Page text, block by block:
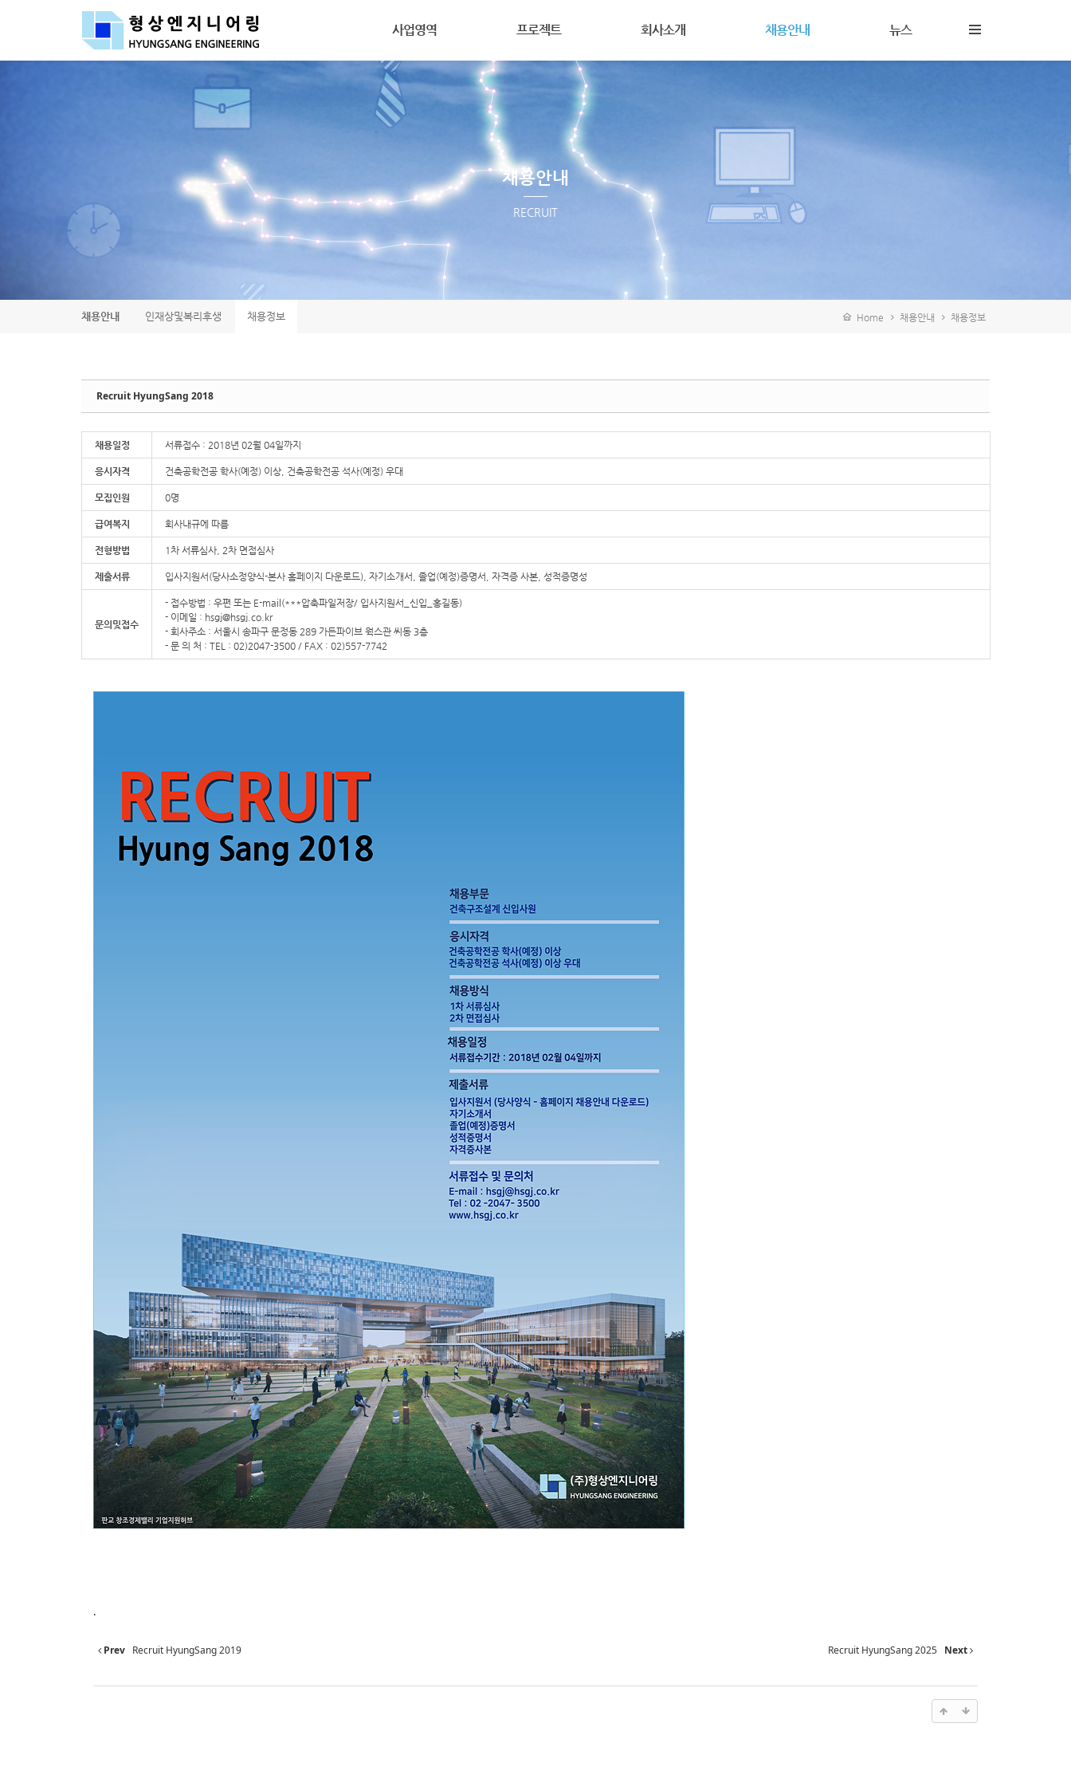
사업영역
구조설계
성능설계
건축물안전진단및점검
구조감리및점검
VE설계
프로젝트 회사소개 채용안내 뉴스
채용안내
RECRUIT
채용안내 인재상및복리후생 채용정보 Home 채용안내 채용정보
Recruit HyungSang 2018
채용일정 서류접수 : 2018년 02월 04일까지
응시자격 건축공학전공 학사(예정) 이상, 건축공학전공 석사(예정) 우대
모집인원 0명
급여복지 회사내규에 따름
전형방법 1차 서류심사, 2차 면접심사
제출서류 입사지원서(당사소정양식-본사 홈페이지 다운로드), 자기소개서, 졸업(예정)증명서, 자격증 사본, 성적증명성
문의및접수
- 접수방법 : 우편 또는 E-mail(***압축파일저장/ 입사지원서_신입_홍길동)
- 이메일 : hsgj@hsgj.co.kr
- 회사주소 : 서울시 송파구 문정동 289 가든파이브 웍스관 씨동 3층
- 문 의 처 : TEL : 02)2047-3500 / FAX : 02)557-7742
.
Prev Recruit HyungSang 2019 Recruit HyungSang 2025 Next